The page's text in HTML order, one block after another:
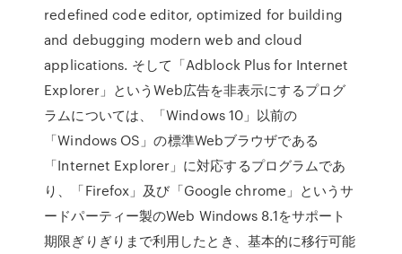
redefined code editor, optimized for building
and debugging modern web and cloud
applications. そして「Adblock Plus for Internet
Explorer」というWeb広告を非表示にするプログ
ラムについては、「Windows 10」以前の
「Windows OS」の標準Webブラウザである
「Internet Explorer」に対応するプログラムであ
り、「Firefox」及び「Google chrome」というサ
ードパーティー製のWeb Windows 8.1をサポート
期限ぎりぎりまで利用したとき、基本的に移行可能